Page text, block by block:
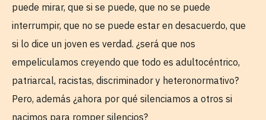
puede mirar, que si se puede, que no se puede
interrumpir, que no se puede estar en desacuerdo, que
si lo dice un joven es verdad. ¿será que nos
empeliculamos creyendo que todo es adultocéntrico,
patriarcal, racistas, discriminador y heteronormativo?
Pero, además ¿ahora por qué silenciamos a otros si
nacimos para romper silencios?